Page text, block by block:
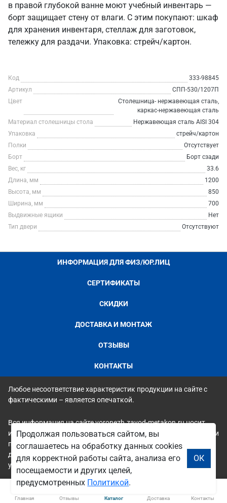
в правой глубокой ванне моют учебный инвентарь —
борт защищает стену от влаги. С этим покупают: шкаф
для хранения инвентаря, стеллаж для заготовок,
тележку для раздачи. Упаковка: стрейч/картон.
Код
333-98845
Артикул
СПП-530/1207П
Цвет
Столешница- нержавеющая сталь,
каркас-нержавеющая сталь
Материал столешницы стола
Нержавеющая сталь AISI 304
Упаковка
стрейч/картон
Полки
Отсутствует
Борт
Борт сзади
Вес, кг
33.6
Длина, мм
1200
Высота, мм
850
Ширина, мм
700
Выдвижные ящики
Нет
Тип двери
Отсутствуют
ИНФОРМАЦИЯ ДЛЯ ФИЗ/ЮР.ЛИЦ
СЕРТИФИКАТЫ
СКИДКИ
ДОСТАВКА И МОНТАЖ
ОТЗЫВЫ
КОНТАКТЫ
Любое несоответствие характеристик продукции на сайте с
фактическими – является опечаткой.
Вся информация на сайте voronezh.zavod-metakon.ru носит
исключительно ознакомительный и справочный характер и ни
при каких условиях не является публичной офертой. Всю
дополнительную информацию можно узнать по телефонам
указанным на сайте.
Главная Отзывы Каталог Доставка Контакты
Продолжая пользоваться сайтом, вы
соглашаетесь на обработку данных cookies
для корректной работы сайта, анализа его
посещаемости и других целей,
предусмотренных Политикой.
ОК